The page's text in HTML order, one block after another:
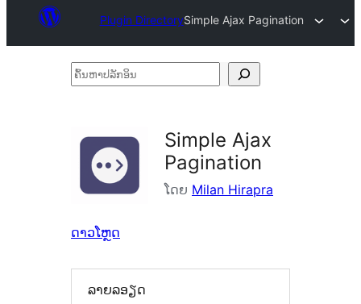
Plugin DirectorySimple Ajax Pagination
ຄົ້ນ
ລັກ
Simple Ajax
Pagination
ໂດຍ Milan Hirapra
ດາວໂຫຼດ
ລາຍລອຽດ